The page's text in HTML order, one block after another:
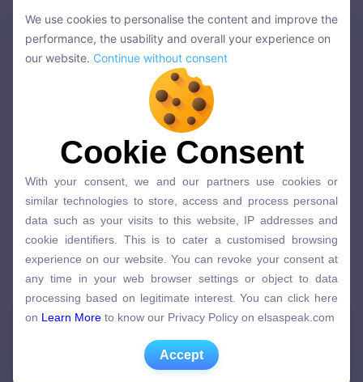
the church is
following me.
Ví dụ:Nam, who is sitting
in front of the church, is
following me.
Không ngăn cách các
Dùng dấu phẩy để ngăn
cách mệnh đề chính và
phụ
Bổ sung ý nghĩa
không chỉ cho danh
từ, đại từ mà cả một
mệnh đề
Chỉ bổ sung ý nghĩa cho
danh từ, không bổ sung
nghĩa cho mệnh đề.
Sự khác nhau giữa mệnh đề xác định và không xác định
Có thể bạn quan tâm:
, Waste và It takes trong tiếng
We use cookies to personalise the content and improve the
performance, the usability and overall your experience on
Continue without consent
Cookie Consent
similar technologies to store, access and process personal
data such as your visits to this website, IP addresses and
cookie identifiers. This is to cater a customised browsing
experience on our website. You can revoke your consent at
any time in your web browser settings or object to data
processing based on legitimate interest. You can click here
on
Learn More to know our Privacy Policy on elsaspeak.com
We use cookies to personalise the content and improve the
performance, the usability and overall your experience on
our website. Continue without consent
Cookie Consent
With your consent, we and our partners use cookies or
similar technologies to store, access and process personal
data such as your visits to this website, IP addresses and
cookie identifiers. This is to cater a customised browsing
experience on our website. You can revoke your consent at
any time in your web browser settings or object to data
processing based on legitimate interest. You can click here
on Learn More to know our Privacy Policy on elsaspeak.com
Accept